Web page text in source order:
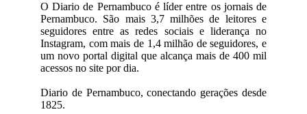
O Diario de Pernambuco é líder entre os jornais de
Pernambuco. São mais 3,7 milhões de leitores e
seguidores entre as redes sociais e liderança no
Instagram, com mais de 1,4 milhão de seguidores, e
um novo portal digital que alcança mais de 400 mil
acessos no site por dia.
Diario de Pernambuco, conectando gerações desde
1825.